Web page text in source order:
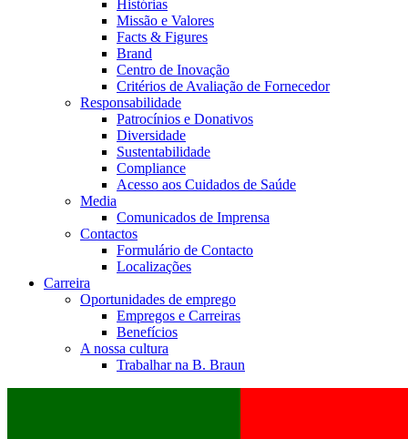
Histórias
Missão e Valores
Facts & Figures
Brand
Centro de Inovação
Critérios de Avaliação de Fornecedor
Responsabilidade
Patrocínios e Donativos
Diversidade
Sustentabilidade
Compliance
Acesso aos Cuidados de Saúde
Media
Comunicados de Imprensa
Contactos
Formulário de Contacto
Localizações
Carreira
Oportunidades de emprego
Empregos e Carreiras
Benefícios
A nossa cultura
Trabalhar na B. Braun